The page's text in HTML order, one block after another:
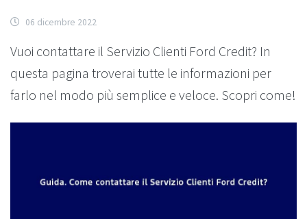
06 dicembre 2022
Vuoi contattare il Servizio Clienti Ford Credit? In
questa pagina troverai tutte le informazioni per
farlo nel modo più semplice e veloce. Scopri come!